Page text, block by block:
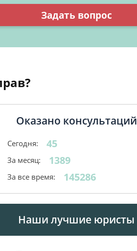
Задать вопрос
Оказано консультаций
Сегодня: 45
За месяц: 1389
За все время: 145286
Наши лучшие юристы